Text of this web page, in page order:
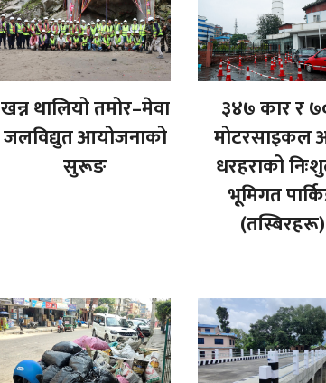
खन्न थालियो तमोर–मेवा
जलविद्युत आयोजनाको
सुरूङ
३४७ कार र
मोटरसाइकल
धरहराको
भूमिगत
(तस्बिरहरू)